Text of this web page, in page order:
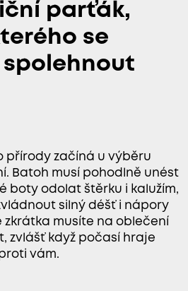
parťák,
se
spolehnout
přírody začíná u výběru
Batoh musí pohodlně unést
boty odolat štěrku i kalužím,
silný déšť i nápory
zkrátka musíte na oblečení
zvlášť když počasí hraje
proti vám.